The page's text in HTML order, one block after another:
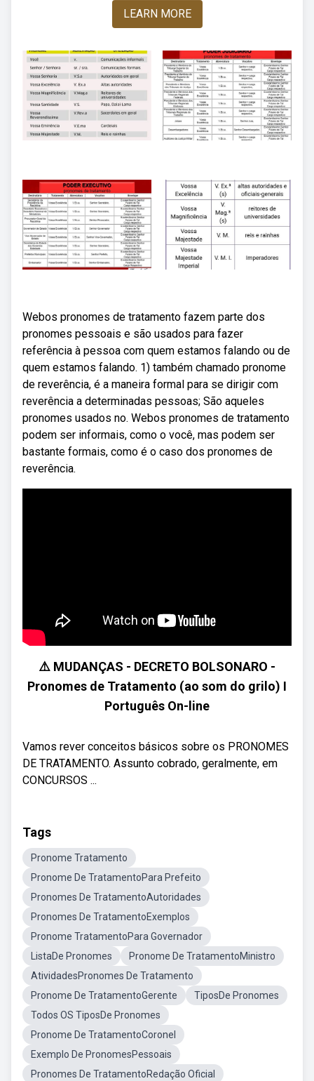
LEARN MORE
Webos pronomes de tratamento fazem parte dos
pronomes pessoais e são usados para fazer
referência à pessoa com quem estamos falando ou de
quem estamos falando. 1) também chamado pronome
de reverência, é a maneira formal para se dirigir com
reverência a determinadas pessoas; São aqueles
pronomes usados no. Webos pronomes de tratamento
podem ser informais, como o você, mas podem ser
bastante formais, como é o caso dos pronomes de
reverência.
⚠️ MUDANÇAS - DECRETO BOLSONARO -
Pronomes de Tratamento (ao som do grilo) I
Português On-line
Vamos rever conceitos básicos sobre os PRONOMES
DE TRATAMENTO. Assunto cobrado, geralmente, em
CONCURSOS ...
Tags
Pronome Tratamento
Pronome De TratamentoPara Prefeito
Pronomes De TratamentoAutoridades
Pronomes De TratamentoExemplos
Pronome TratamentoPara Governador
ListaDe Pronomes
Pronome De TratamentoMinistro
AtividadesPronomes De Tratamento
Pronome De TratamentoGerente
TiposDe Pronomes
Todos OS TiposDe Pronomes
Pronome De TratamentoCoronel
Exemplo De PronomesPessoais
Pronomes De TratamentoRedação Oficial